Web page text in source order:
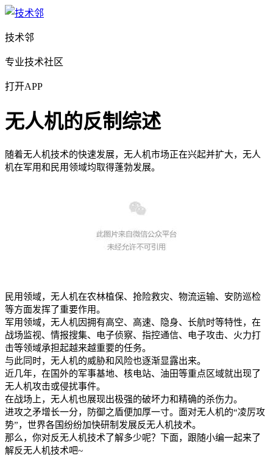
技术邻
专业技术社区
打开APP
无人机的反制综述
随着无人机技术的快速发展，无人机市场正在兴起并扩大，无人
机在军用和民用领域均取得蓬勃发展。
民用领域，无人机在农林植保、抢险救灾、物流运输、安防巡检
等方面发挥了重要作用。
军用领域，无人机因拥有高空、高速、隐身、长航时等特性，在
战场监视、情报搜集、电子侦察、指控通信、电子攻击、火力打
击等领域承担起越来越重要的任务。
与此同时，无人机的威胁和风险也逐渐显露出来。
近几年，在国外的军事基地、核电站、油田等重点区域就出现了
无人机攻击或侵扰事件。
在战场上，无人机也展现出极强的破坏力和精确的杀伤力。
进攻之矛增长一分，防御之盾便加厚一寸。面对无人机的“凌厉攻
势”，世界各国纷纷加快研制发展反无人机技术。
那么，你对反无人机技术了解多少呢？下面，跟随小编一起来了
解反无人机技术吧~